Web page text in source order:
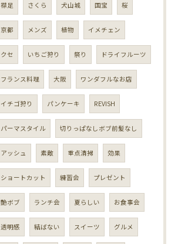
襟足 さくら 犬山城 国宝 桜
京都 メンズ 植物 イメチェン
クセ いちご狩り 祭り ドライフルーツ
フランス料理 大阪 ワンダフルなお店
イチゴ狩り パンケーキ REVISH
パーマスタイル 切りっぱなしボブ前髪なし
アッシュ 素敵 重点清掃 効果
ショートカット 練習会 プレゼント
艶ボブ ランチ会 夏らしい お食事会
透明感 結ばない スイーツ グルメ